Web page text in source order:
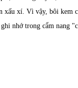
xấu xí. Vì vậy, bôi kem
nhớ trong cẩm nang